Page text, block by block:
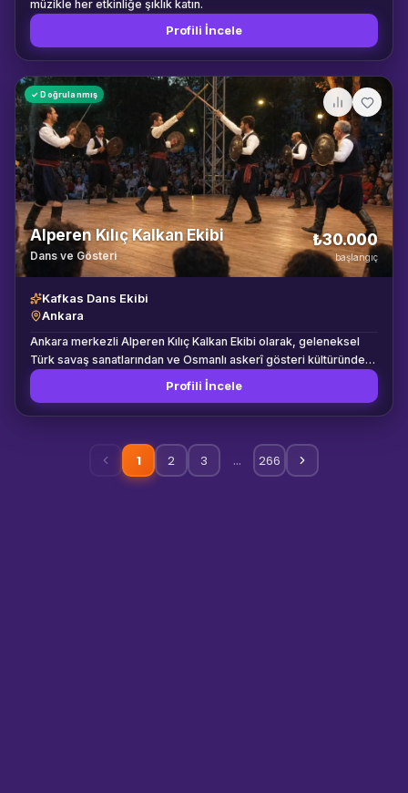
müzikle her etkinliğe şıklık katın.
Profili İncele
✓ Doğrulanmış
Alperen Kılıç Kalkan Ekibi
Dans ve Gösteri
₺30.000
başlangıç
Kafkas Dans Ekibi
Ankara
Ankara merkezli Alperen Kılıç Kalkan Ekibi olarak, geleneksel
Türk savaş sanatlarından ve Osmanlı askerî gösteri kültüründen
ilham alan koreografiler sergiliyoruz. Kılıç ve kalkanların ritmik
sesini güçlü sahne hareketleriyle birleştirerek izleyicilere
heyecanlı ve görsel açıdan etkileyici bir gösteri sunuyoruz.
grup arkadaşın özel günlerde gerçekleştirdiği küçük
gösterilerle başladı. Zamanla profesyonel koreografi, sahne
disiplini ve ekip çalışması üzerine yoğunlaşarak farklı
Profili İncele
1 2 3 … 266